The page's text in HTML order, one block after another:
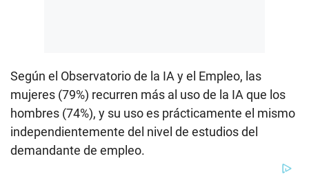
Según el Observatorio de la IA y el Empleo, las
mujeres (79%) recurren más al uso de la IA que los
hombres (74%), y su uso es prácticamente el mismo
independientemente del nivel de estudios del
demandante de empleo.